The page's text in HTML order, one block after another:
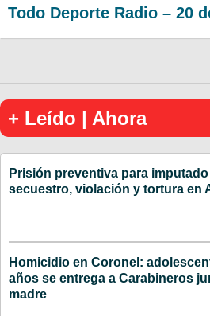
Todo Deporte Radio – 20
+ Leído | Ahora
Prisión preventiva para
secuestro, violación y tortura en
Homicidio en Coronel:
años se entrega a Carabineros
madre